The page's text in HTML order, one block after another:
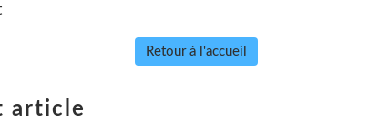
Retour à l'accueil
article